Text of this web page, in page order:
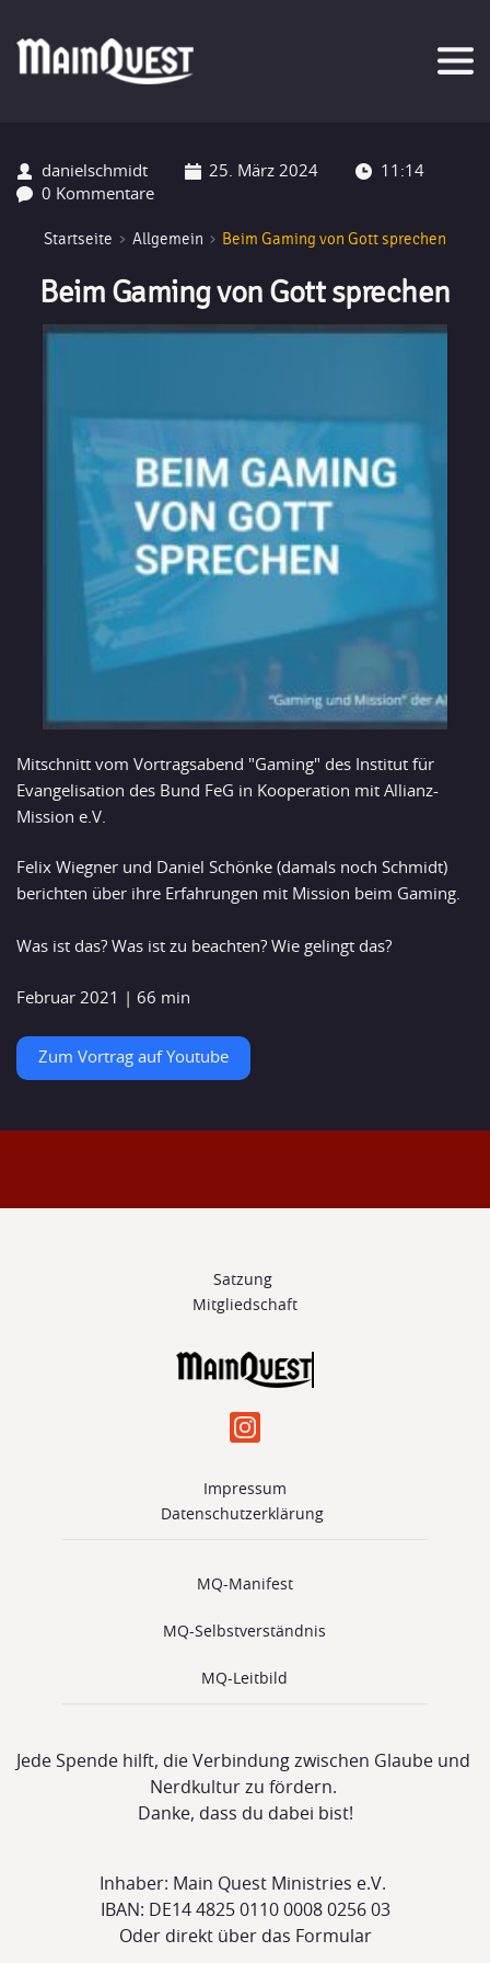
springen
danielschmidt 25. März 2024
11:14
0 Kommentare
Startseite Allgemein Beim Gaming von Gott sprechen
Beim Gaming von Gott sprechen
Mitschnitt vom Vortragsabend "Gaming" des Institut für
Evangelisation des Bund FeG in Kooperation mit Allianz-
Mission e.V.
Felix Wiegner und Daniel Schönke (damals noch Schmidt)
berichten über ihre Erfahrungen mit Mission beim Gaming.
Was ist das? Was ist zu beachten? Wie gelingt das?
Februar 2021 | 66 min
Zum Vortrag auf Youtube
Impressum
Datenschutzerklärung
Satzung
Mitgliedschaft
MQ-Leitbild
MQ-Selbstverständnis
MQ-Manifest
Jede Spende hilft, die Verbindung zwischen Glaube und
Nerdkultur zu fördern.
Danke, dass du dabei bist!
Inhaber: Main Quest Ministries e.V.
IBAN: DE14 4825 0110 0008 0256 03
Oder direkt über das Formular